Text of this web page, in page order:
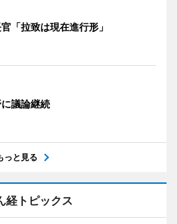
「拉致は現在進行形」
議論継続
っと見る
経トピックス